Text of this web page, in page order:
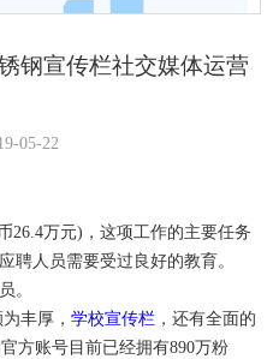
钢宣传栏社交媒体运营
05-22
26.4万元)，这项工作的主要任务
聘人员需要受过良好的教育。
。
丰厚， 学校宣传栏 ，还有全面的
方账号目前已经拥有890万粉